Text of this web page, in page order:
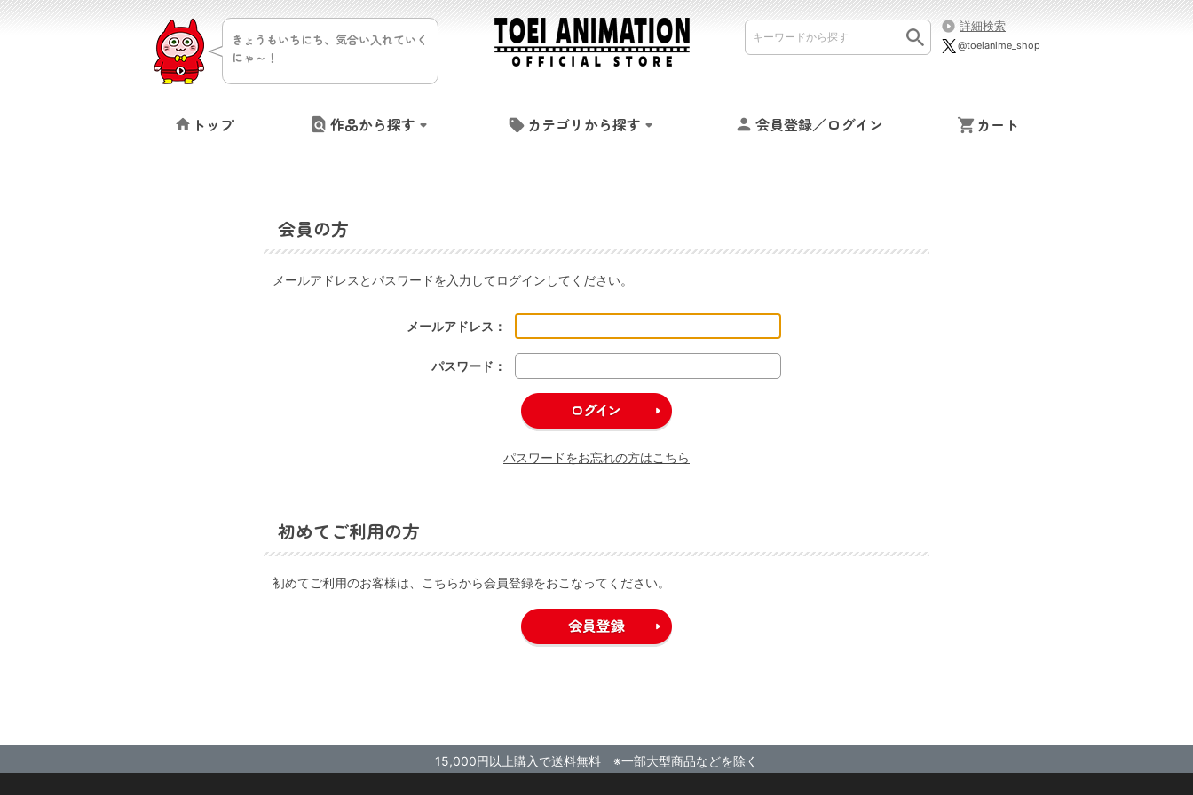
きょうもいちにち、気合い入れていく
にゃ～！
詳細検索
@toeianime_shop
トップ 作品から探す カテゴリから探す 会員登録／ログイン カート
会員の方
メールアドレスとパスワードを入力してログインしてください。
メールアドレス：
パスワード：
パスワードをお忘れの方はこちら
初めてご利用の方
初めてご利用のお客様は、こちらから会員登録をおこなってください。
15,000円以上購入で送料無料 ※一部大型商品などを除く